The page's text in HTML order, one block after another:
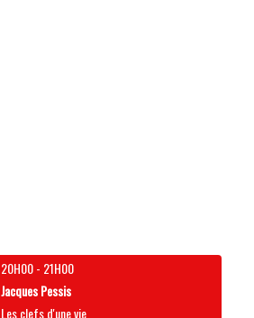
20H00- 21H00
Jacques Pessis
Les clefs d'une vie